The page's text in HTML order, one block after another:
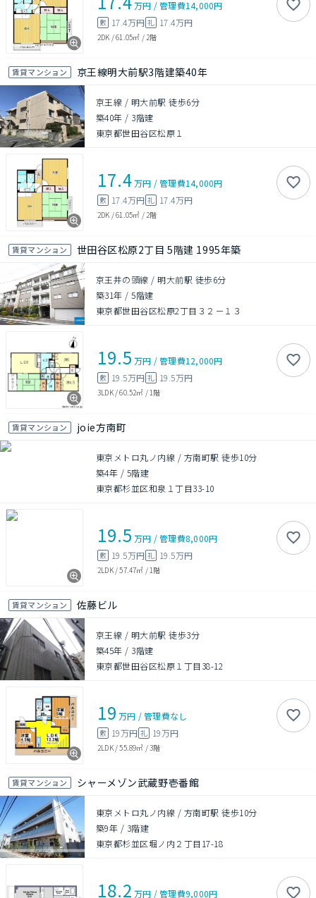
万円 /管理費14,000円
敷 17.4万円 礼 17.4万円
2DK /61.05㎡ / 2階
賃貸マンション 京王線明大前駅3階建築40年
京王線 / 明大前駅 徒歩6分
築40年 / 3階建
東京都世田谷区松原１
17.4万円 /管理費14,000円
敷 17.4万円 礼 17.4万円
2DK /61.05㎡ / 2階
賃貸マンション 世田谷区松原2丁目 5階建 1995年築
京王井の頭線 / 明大前駅 徒歩6分
築31年 /5階建
東京都世田谷区松原2丁目３２－１３
19.5 万円 /管理費12,000円
敷 19.5万円 礼 19.5万円
3LDK/60.52㎡ / 1階
賃貸マンション joie方南町
東京メトロ丸ノ内線 / 方南町駅 徒歩10分
築4年 / 5階建
東京都杉並区和泉１丁目33-10
19.5 万円 /管理費8,000円
敷 19.5万円 礼 19.5万円
2LDK/57.47㎡ / 1階
賃貸マンション 佐藤ビル
京王線 / 明大前駅 徒歩3分
築45年 / 3階建
東京都世田谷区松原１丁目38-12
19 万円 /管理費なし
敷 19万円 礼 19万円
2LDK/55.89㎡ /3階
賃貸マンション シャーメゾン武蔵野壱番館
東京メトロ丸ノ内線 / 方南町駅 徒歩10分
築9年 / 3階建
東京都杉並区堀ノ内２丁目17-18
18.2 万円 /管理費9,000円